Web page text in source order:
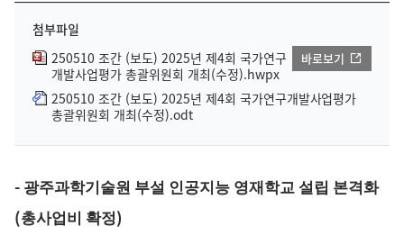
첨부파일
250510 조간 (보도) 2025년 제4회 국가연구
개발사업평가 총괄위원회 개최(수정).hwpx
바로보기
250510 조간 (보도) 2025년 제4회 국가연구개발사업평가
총괄위원회 개최(수정).odt
- 광주과학기술원 부설 인공지능 영재학교 설립 본격화
(총사업비 확정)